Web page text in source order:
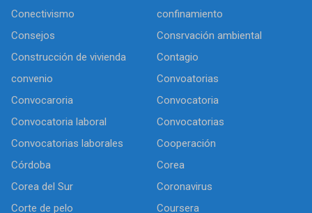
Conectivismo
confinamiento
Consejos
Consrvación ambiental
Construcción de vivienda
Contagio
convenio
Convoatorias
Convocaroria
Convocatoria
Convocatoria laboral
Convocatorias
Convocatorias laborales
Cooperación
Córdoba
Corea
Corea del Sur
Coronavirus
Corte de pelo
Coursera